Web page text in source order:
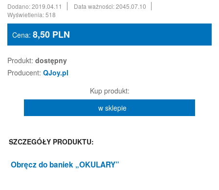
Dodano: 2019.04.11
Data ważności: 2045.07.10
Wyświetlenia: 518
Cena: 8,50 PLN
Produkt: dostępny
Producent: QJoy.pl
Kup produkt:
w sklepie
SZCZEGÓŁY PRODUKTU:
Obręcz do baniek „OKULARY”